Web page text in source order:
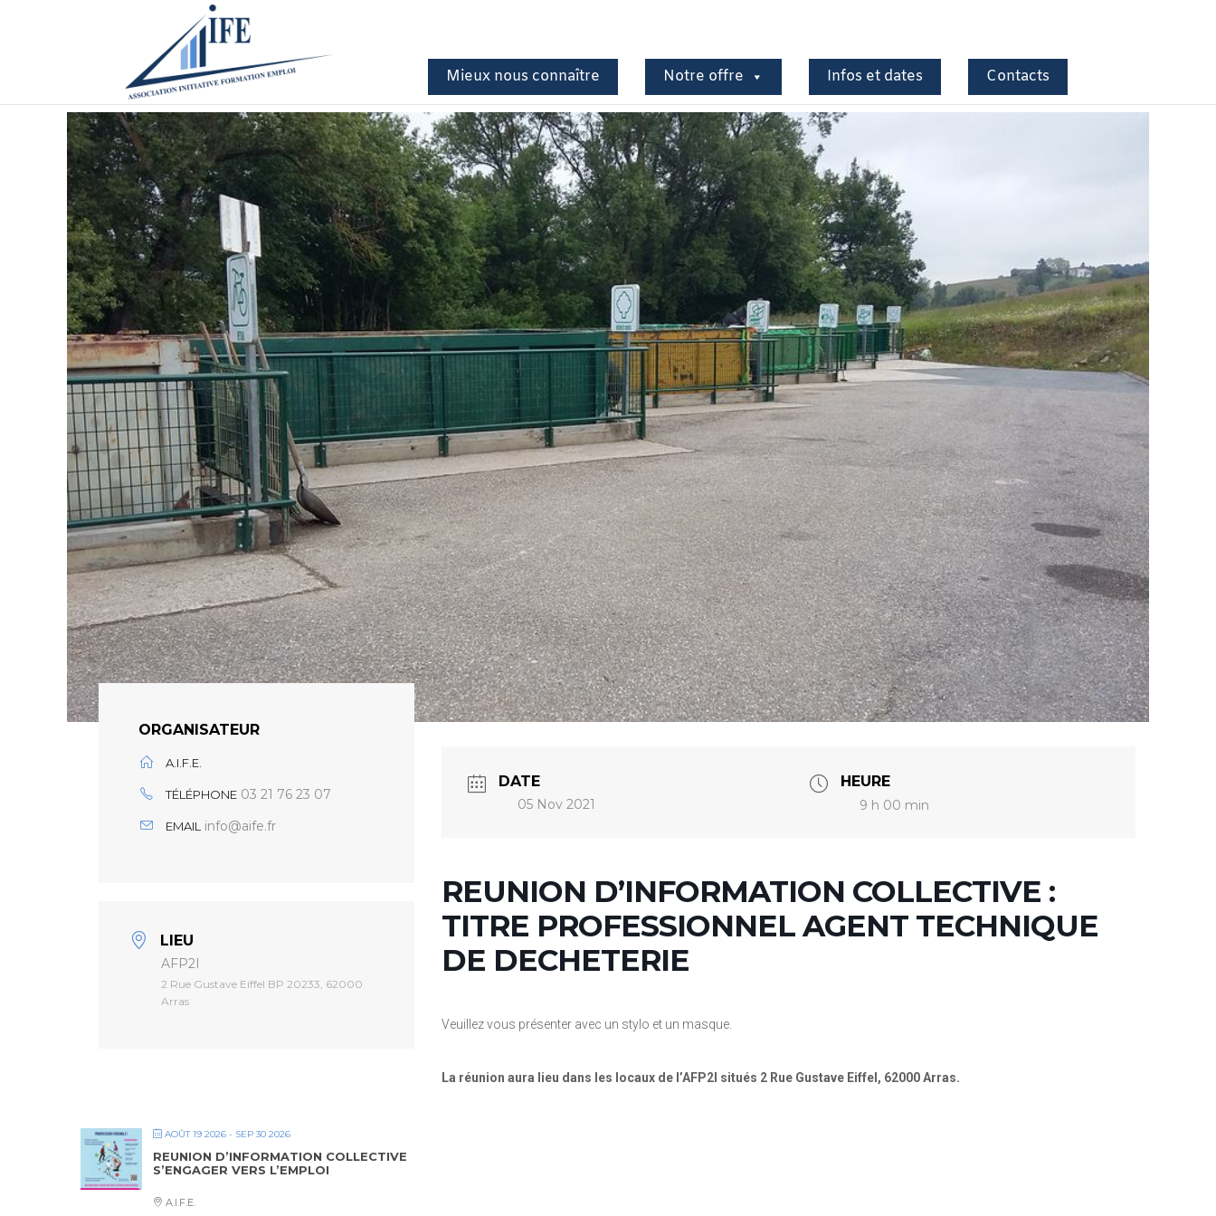
Mieux nous connaître Notre offre Infos et dates Contacts
ORGANISATEUR
A.I.F.E.
TÉLÉPHONE 03 21 76 23 07
EMAIL info@aife.fr
LIEU
AFP2I
2 Rue Gustave Eiffel BP 20233, 62000
Arras
AOÛT 19 2026 - SEP 30 2026
REUNION D’INFORMATION COLLECTIVE
S’ENGAGER VERS L’EMPLOI
A.I.F.E.
DATE
05 Nov 2021
HEURE
9 h 00 min
REUNION D’INFORMATION COLLECTIVE :
TITRE PROFESSIONNEL AGENT TECHNIQUE
DE DECHETERIE
Veuillez vous présenter avec un stylo et un masque.
La réunion aura lieu dans les locaux de l’AFP2I situés 2 Rue Gustave Eiffel, 62000 Arras.